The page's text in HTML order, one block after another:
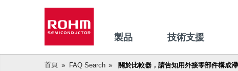
製品 技術支援
首頁 FAQ Search 關於比較器，請告知用外接零部件構成